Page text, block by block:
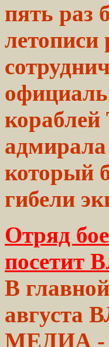
пять раз
летописи
который
гибели
Отряд
посетит
В
августа
МЕДИА -